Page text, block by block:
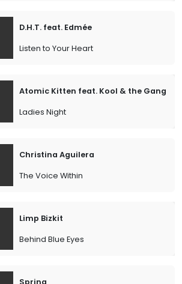
D.H.T. feat. Edmée
Listen to Your Heart
Atomic Kitten feat. Kool & the Gang
Ladies Night
Christina Aguilera
The Voice Within
Limp Bizkit
Behind Blue Eyes
Spring